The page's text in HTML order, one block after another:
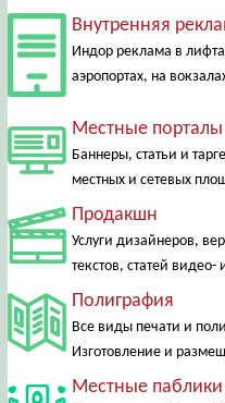
Внутренняя
Индор реклама в
аэропортах, на
Местные
Баннеры, статьи и
местных и сетевых
Продакшн
Услуги дизайнеров,
текстов, статей
Полиграфия
Все виды печати и
Изготовление и
Местные паблики